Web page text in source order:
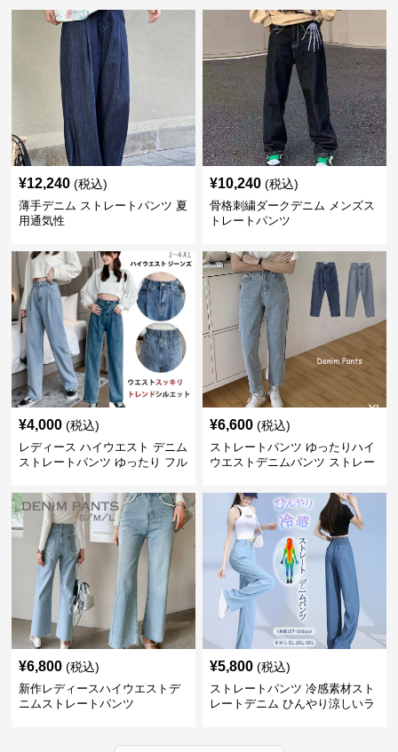
¥12,240 (税込)
薄手デニム ストレートパンツ 夏
用通気性
¥10,240 (税込)
骨格刺繍ダークデニム メンズス
トレートパンツ
¥4,000 (税込)
レディース ハイウエスト デニム
ストレートパンツ ゆったり フル
¥6,600 (税込)
ストレートパンツ ゆったりハイ
ウエストデニムパンツ ストレー
¥6,800 (税込)
新作レディースハイウエストデ
ニムストレートパンツ
¥5,800 (税込)
ストレートパンツ 冷感素材スト
レートデニム ひんやり涼しいラ